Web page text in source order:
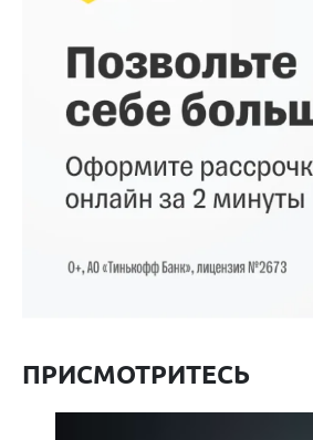
ПРИСМОТРИТЕСЬ